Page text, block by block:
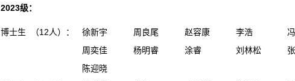
2023级：
博士生 （12人）： 徐新宇 周良尾 赵容康 李浩
周奕佳
杨明睿 涂睿 刘林松
陈迎晓